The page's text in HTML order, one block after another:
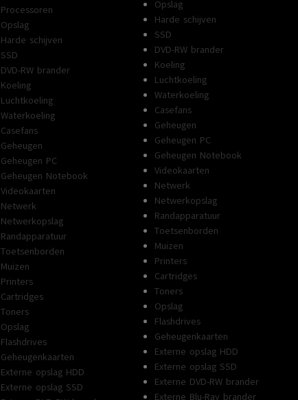
Processoren
Opslag
Harde schijven
SSD
DVD-RW brander
Koeling
Luchtkoeling
Waterkoeling
Casefans
Geheugen
Geheugen PC
Geheugen Notebook
Videokaarten
Netwerk
Netwerkopslag
Randapparatuur
Toetsenborden
Muizen
Printers
Cartridges
Toners
Opslag
Flashdrives
Geheugenkaarten
Externe opslag HDD
Externe opslag SSD
Opslag
Harde schijven
SSD
DVD-RW brander
Koeling
Luchtkoeling
Waterkoeling
Casefans
Geheugen
Geheugen PC
Geheugen Notebook
Videokaarten
Netwerk
Netwerkopslag
Randapparatuur
Toetsenborden
Muizen
Printers
Cartridges
Toners
Opslag
Flashdrives
Geheugenkaarten
Externe opslag HDD
Externe opslag SSD
Externe DVD-RW brander
Externe Blu-Ray brander